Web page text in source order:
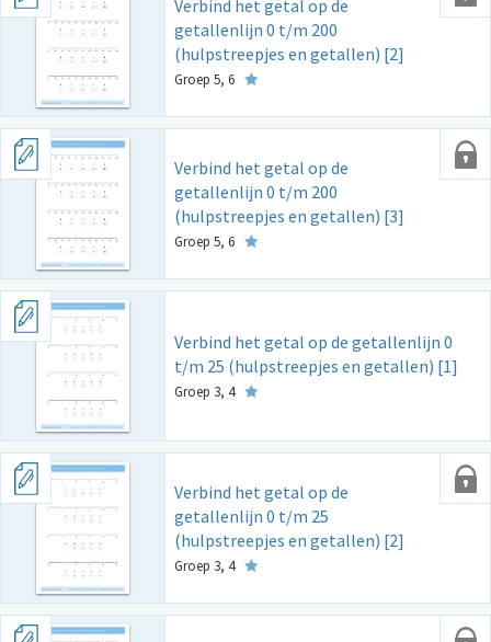
Verbind het getal op de
getallenlijn 0 t/m 200
(hulpstreepjes en getallen) [2]
Groep 5, 6
Verbind het getal op de
getallenlijn 0 t/m 200
(hulpstreepjes en getallen) [3]
Groep 5, 6
Verbind het getal op de getallenlijn 0
t/m 25 (hulpstreepjes en getallen) [1]
Groep 3, 4
Verbind het getal op de
getallenlijn 0 t/m 25
(hulpstreepjes en getallen) [2]
Groep 3, 4